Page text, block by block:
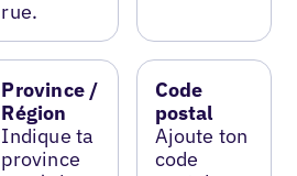
rue.
Province /
Région
Indique ta
province
Code
postal
Ajoute ton
code